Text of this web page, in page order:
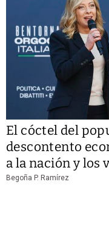
El cóctel del
descontento
a la nación y los
Begoña P. Ramírez